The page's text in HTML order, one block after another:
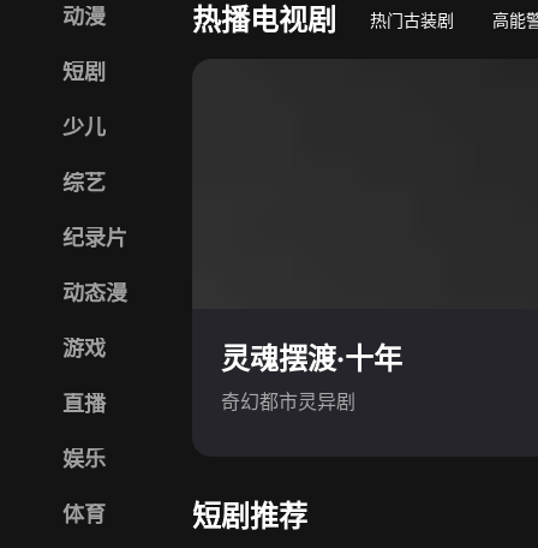
动漫
短剧
少儿
综艺
纪录片
动态漫
游戏
直播
娱乐
体育
热播电视剧 热门古装剧 高能
灵魂摆渡·十年
奇幻都市灵异剧
短剧推荐